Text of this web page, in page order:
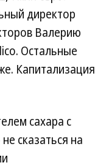
директор
Валерию
Остальные
Капитализация
сахара с
сказаться на